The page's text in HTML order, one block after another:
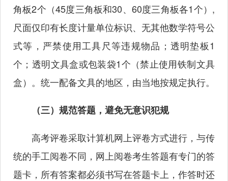
角板2个（45度三角板和30、60度三角板各1个）,
尺面仅印有长度计量单位标识、无其他数学符号公
式等，严禁使用工具尺等违规物品；透明垫板1
个；透明文具盒或包装袋1个（禁止使用铁制文具
盒）。统一配备文具的地区，由当地按规定执行。
（三）规范答题，避免无意识犯规
高考评卷采取计算机网上评卷方式进行，与传
统的手工阅卷不同，网上阅卷考生答题有专门的答
题卡，所有答案都必须书写在答题卡上，作答时还